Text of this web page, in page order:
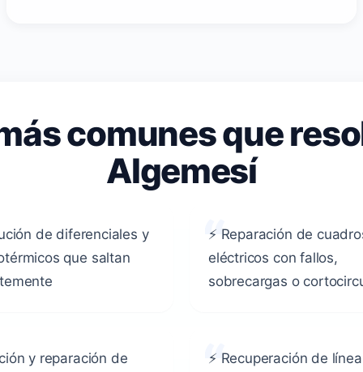
comunes que
Algemesí
de diferenciales y
que saltan
⚡ Reparación de
eléctricos con fallos,
sobrecargas o
y reparación de
⚡ Recuperación de